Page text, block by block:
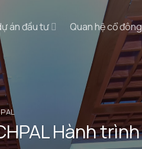
án đầu tư Quan hệ cổ đông
Hành